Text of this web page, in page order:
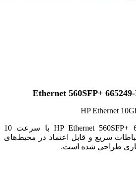
HP Ethernet
کارت شبکه HP Ethernet 560SFP+ 665249-B21 با سرعت 10
سریع و قابل اعتماد در محیط‌های
طراحی شده است.